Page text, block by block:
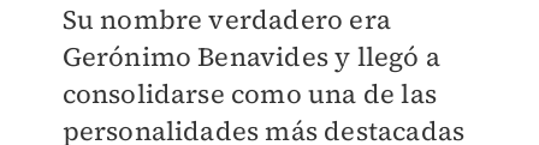
Su nombre verdadero era
Gerónimo Benavides y llegó a
consolidarse como una de las
personalidades más destacadas